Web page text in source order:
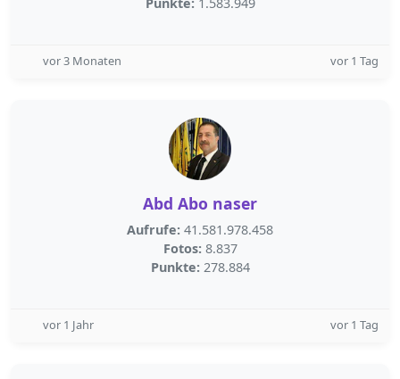
vor 3 Monaten vor 1 Tag
Abd Abo naser
Aufrufe: 41.581.978.458
Fotos: 8.837
Punkte: 278.884
vor 1 Jahr vor 1 Tag